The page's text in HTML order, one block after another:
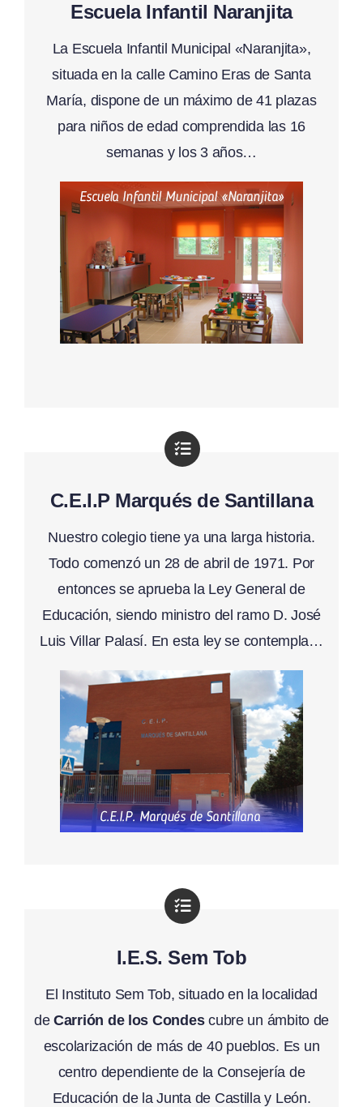
Escuela Infantil Naranjita
La Escuela Infantil Municipal «Naranjita»,
situada en la calle Camino Eras de Santa
María, dispone de un máximo de 41 plazas
para niños de edad comprendida las 16
semanas y los 3 años…
C.E.I.P Marqués de Santillana
Nuestro colegio tiene ya una larga historia.
Todo comenzó un 28 de abril de 1971. Por
entonces se aprueba la Ley General de
Educación, siendo ministro del ramo D. José
Luis Villar Palasí. En esta ley se contempla…
I.E.S. Sem Tob
El Instituto Sem Tob, situado en la localidad
de Carrión de los Condescubre un ámbito de
escolarización de más de 40 pueblos. Es un
centro dependiente de la Consejería de
Educación de la Junta de Castilla y León.